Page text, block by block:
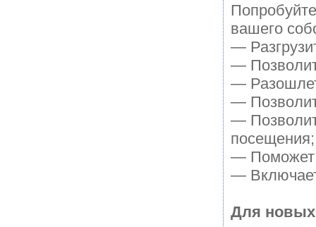
вашего
—
— Позволит
—
— Позволит
—
посещения;
— Поможет
—
Для новых